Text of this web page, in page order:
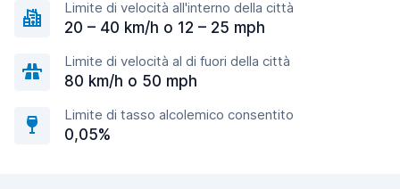
Limite di velocità all'interno della città
20 – 40 km/h o 12 – 25 mph
Limite di velocità al di fuori della città
80 km/h o 50 mph
Limite di tasso alcolemico consentito
0,05%